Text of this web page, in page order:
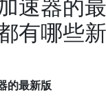
有哪些
的最新版